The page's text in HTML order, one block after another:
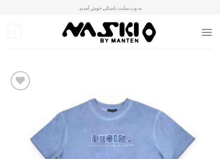
content
به وب سایت ناسکی خوش آمدید.